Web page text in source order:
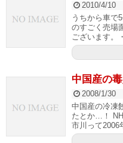
2010/4/10
うちから車で
のすごく売場
ございます。
中国産の
2008/1/30
中国産の冷凍
たとか…！
市川って2006